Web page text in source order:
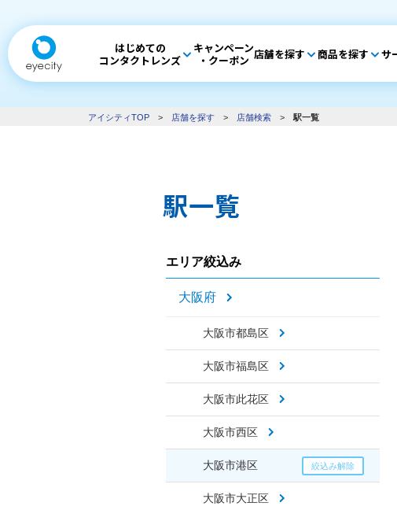
はじめての
コンタクトレンズ
キャンペーン
・クーポン 店舗を探す 商品を探す サ
アイシティTOP > 店舗を探す > 店舗検索 > 駅一覧
駅一覧
エリア絞込み
大阪府
大阪市都島区
大阪市福島区
大阪市此花区
大阪市西区
大阪市港区
大阪市大正区